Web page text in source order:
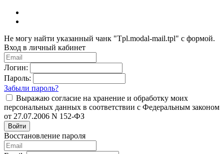
Не могу найти указанный чанк "Tpl.modal-mail.tpl" с формой.
Вход в личный кабинет
Логин:
Пароль:
Забыли пароль?
Выражаю согласие на хранение и обработку моих
персональных данных в соответствии с Федеральным законом
от 27.07.2006 N 152-ФЗ
Войти
Восстановление пароля